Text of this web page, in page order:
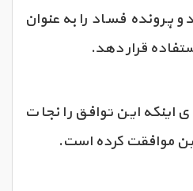
و پرونده فساد را به عنوان
قرار دهد.
اینکه این توافق را نجات
موافقت کرده است.